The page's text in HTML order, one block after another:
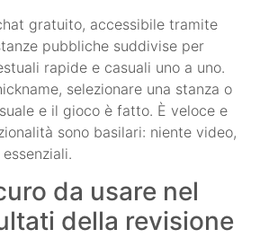
gratuito, accessibile tramite
pubbliche suddivise per
rapide e casuali uno a uno.
selezionare una stanza o
e il gioco è fatto. È veloce e
sono basilari: niente video,
da usare nel
della revisione